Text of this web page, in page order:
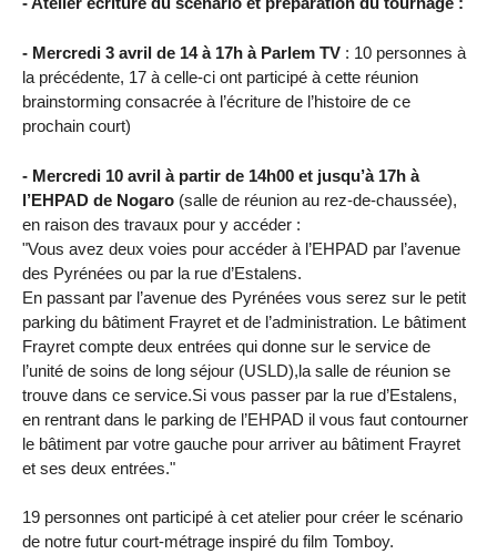
- Mercredi 3 avril de 14 à 17h à Parlem TV : 10 personnes à
la précédente, 17 à celle-ci ont participé à cette réunion
brainstorming consacrée à l’écriture de l’histoire de ce
prochain court)
- Mercredi 10 avril à partir de 14h00 et jusqu’à 17h à
l’EHPAD de Nogaro (salle de réunion au rez-de-chaussée),
en raison des travaux pour y accéder :
"Vous avez deux voies pour accéder à l’EHPAD par l’avenue
des Pyrénées ou par la rue d’Estalens.
En passant par l’avenue des Pyrénées vous serez sur le petit
parking du bâtiment Frayret et de l’administration. Le bâtiment
Frayret compte deux entrées qui donne sur le service de
l’unité de soins de long séjour (USLD),la salle de réunion se
trouve dans ce service.Si vous passer par la rue d’Estalens,
en rentrant dans le parking de l’EHPAD il vous faut contourner
le bâtiment par votre gauche pour arriver au bâtiment Frayret
et ses deux entrées."
19 personnes ont participé à cet atelier pour créer le scénario
de notre futur court-métrage inspiré du film Tomboy.